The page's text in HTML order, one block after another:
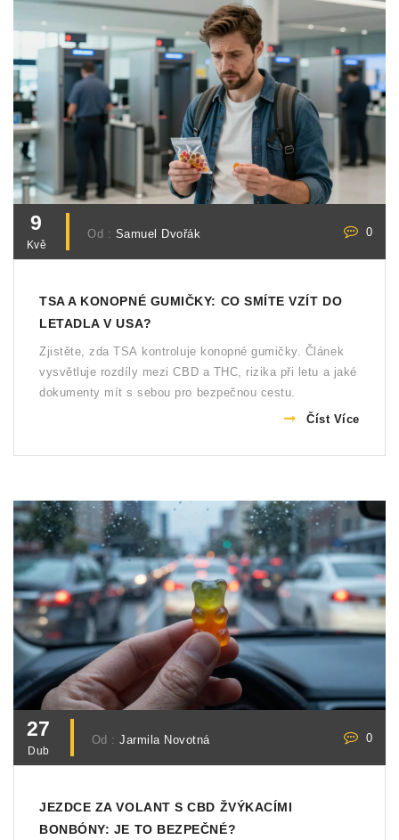
9
Kvě
Od : Samuel Dvořák 0
TSA A KONOPNÉ GUMIČKY: CO SMÍTE VZÍT DO
LETADLA V USA?
Zjistěte, zda TSA kontroluje konopné gumičky. Článek
vysvětluje rozdíly mezi CBD a THC, rizika při letu a jaké
dokumenty mít s sebou pro bezpečnou cestu.
Číst Více
27
Dub
Od :Jarmila Novotná 0
JEZDCE ZA VOLANT S CBD ŽVÝKACÍMI
BONBÓNY: JE TO BEZPEČNÉ?